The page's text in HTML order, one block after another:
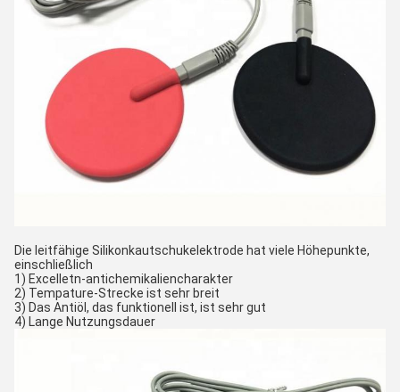
Die leitfähige Silikonkautschukelektrode hat viele Höhepunkte,
einschließlich
1) Excelletn-antichemikaliencharakter
2) Tempature-Strecke ist sehr breit
3) Das Antiöl, das funktionell ist, ist sehr gut
4) Lange Nutzungsdauer